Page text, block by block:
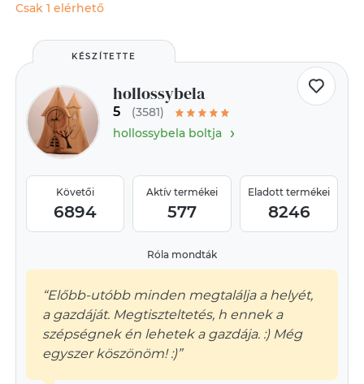
Csak 1 elérhető
KÉSZÍTETTE
hollossybela
5
(3581)
hollossybela boltja›
Követői
6894
Aktív termékei
577
Eladott termékei
8246
Róla mondták
“Előbb-utóbb minden megtalálja a helyét,
a gazdáját. Megtiszteltetés, h ennek a
szépségnek én lehetek a gazdája. :) Még
egyszer köszönöm! :)”